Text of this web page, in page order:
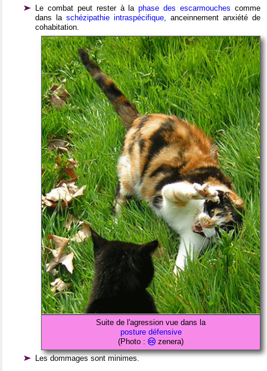
Le combat peut rester à laphase des escarmouches comme
dans la schézipathie intraspécifique , anceinnement anxiété de
cohabitation.
Suite de l'agression vue dans la
posture défensive
(Photo :
zenera)
Les dommages sont minimes.